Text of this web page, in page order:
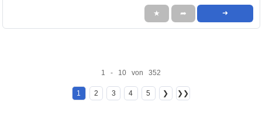
★ ➦ ➜
1 - 10 von 352
1 2 3 4 5 ❯ ❯❯